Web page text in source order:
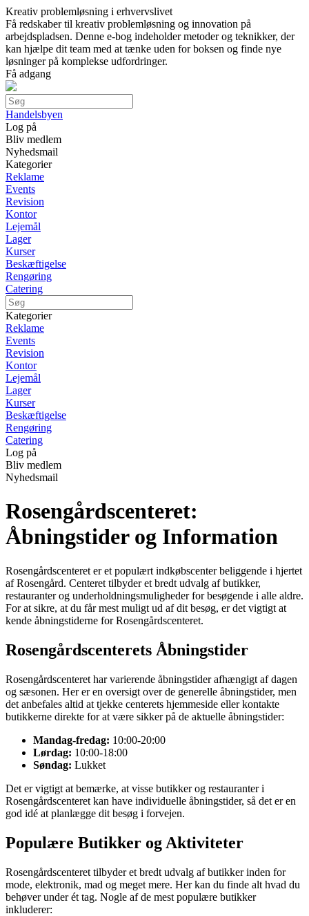
Kreativ problemløsning i erhvervslivet
Få redskaber til kreativ problemløsning og innovation på
arbejdspladsen. Denne e-bog indeholder metoder og teknikker, der
kan hjælpe dit team med at tænke uden for boksen og finde nye
løsninger på komplekse udfordringer.
Få adgang
Handelsbyen
Log på
Bliv medlem
Nyhedsmail
Kategorier
Reklame
Events
Revision
Kontor
Lejemål
Lager
Kurser
Beskæftigelse
Rengøring
Catering
Kategorier
Reklame
Events
Revision
Kontor
Lejemål
Lager
Kurser
Beskæftigelse
Rengøring
Catering
Log på
Bliv medlem
Nyhedsmail
Rosengårdscenteret:
Åbningstider og Information
Rosengårdscenteret er et populært indkøbscenter beliggende i hjertet
af Rosengård. Centeret tilbyder et bredt udvalg af butikker,
restauranter og underholdningsmuligheder for besøgende i alle aldre.
For at sikre, at du får mest muligt ud af dit besøg, er det vigtigt at
kende åbningstiderne for Rosengårdscenteret.
Rosengårdscenterets Åbningstider
Rosengårdscenteret har varierende åbningstider afhængigt af dagen
og sæsonen. Her er en oversigt over de generelle åbningstider, men
det anbefales altid at tjekke centerets hjemmeside eller kontakte
butikkerne direkte for at være sikker på de aktuelle åbningstider:
Mandag-fredag: 10:00-20:00
Lørdag: 10:00-18:00
Søndag: Lukket
Det er vigtigt at bemærke, at visse butikker og restauranter i
Rosengårdscenteret kan have individuelle åbningstider, så det er en
god idé at planlægge dit besøg i forvejen.
Populære Butikker og Aktiviteter
Rosengårdscenteret tilbyder et bredt udvalg af butikker inden for
mode, elektronik, mad og meget mere. Her kan du finde alt hvad du
behøver under ét tag. Nogle af de mest populære butikker
inkluderer: